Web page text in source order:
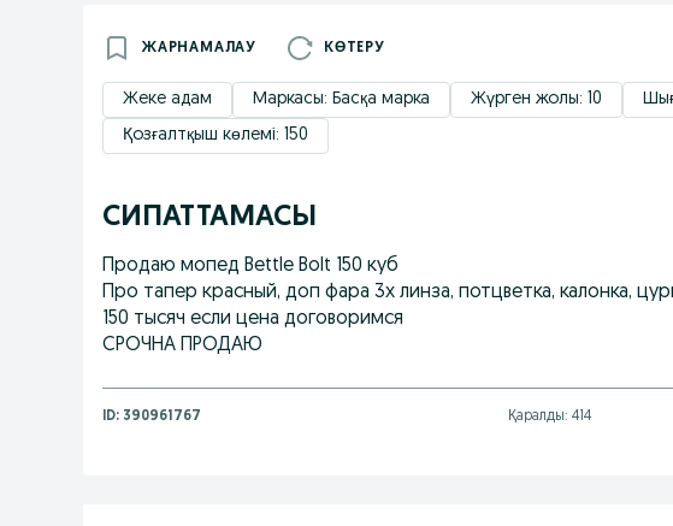
ЖАРНАМАЛАУ КӨТЕРУ
Жеке адам Маркасы: Басқа марка Жүрген жолы: 10
Қозғалтқыш көлемі: 150
СИПАТТАМАСЫ
Продаю мопед Bettle Bolt 150 куб
Про тапер красный, доп фара 3х линза, потцветка, калонка,
150 тысяч если цена договоримся
СРОЧНА ПРОДАЮ
ID: 390961767 Қаралды: 414